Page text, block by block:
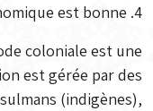
4. La situation économique est bonne.
coloniale est une
est gérée par des
(indigènes),